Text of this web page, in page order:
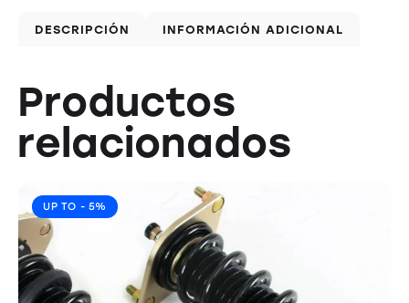
DESCRIPCIÓN INFORMACIÓN ADICIONAL
Productos
relacionados
UP TO - 5%